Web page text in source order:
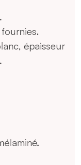
épaisseur